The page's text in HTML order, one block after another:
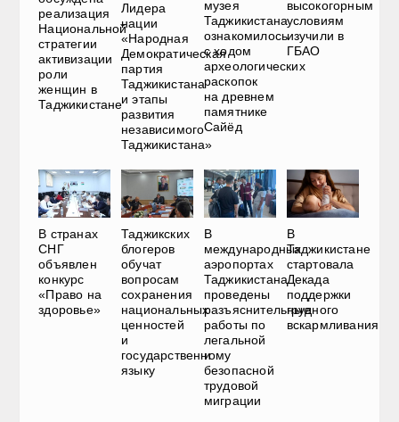
реализация
Национальной
стратегии
активизации
роли
женщин в
Таджикистане
Лидера
нации
«Народная
Демократическая
партия
Таджикистана
и этапы
развития
независимого
Таджикистана»
музея
Таджикистана
ознакомилось
с ходом
археологических
раскопок
на древнем
памятнике
Сайёд
высокогорным
условиям
изучили в
ГБАО
В странах
СНГ
объявлен
конкурс
«Право на
здоровье»
Таджикских
блогеров
обучат
вопросам
сохранения
национальных
ценностей
и
государственному
языку
В
международных
аэропортах
Таджикистана
проведены
разъяснительные
работы по
легальной
и
безопасной
трудовой
миграции
В
Таджикистане
стартовала
Декада
поддержки
грудного
вскармливания